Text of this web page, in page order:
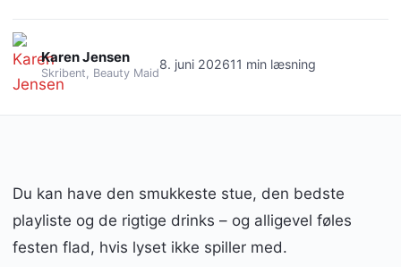
Karen Jensen
Skribent, Beauty Maid
8. juni 202611 min læsning
Du kan have den smukkeste stue, den bedste
playliste og de rigtige drinks – og alligevel føles
festen flad, hvis lyset ikke spiller med.